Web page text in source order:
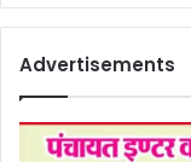
Advertisements